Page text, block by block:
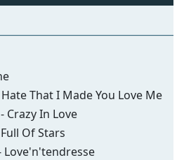
That I Made You Love Me
Crazy In Love
Of Stars
Love'n'tendresse